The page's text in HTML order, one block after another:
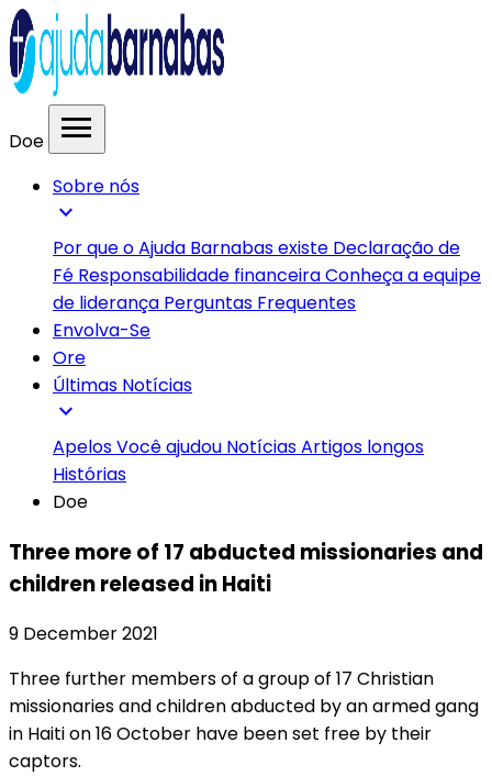
Doe menu
Sobre nós
expand_more
Por que o Ajuda Barnabas existe Declaração de
Fé Responsabilidade financeiraConheça a equipe
de liderança Perguntas Frequentes
Envolva-Se
Ore
Últimas Notícias
expand_more
ApelosVocê ajudou NotíciasArtigos longos
Histórias
Doe
Three more of 17 abducted missionaries and
children released in Haiti
9 December 2021
Three further members of a group of 17 Christian
missionaries and children abducted by an armed gang
in Haiti on 16 October have been set free by their
captors.